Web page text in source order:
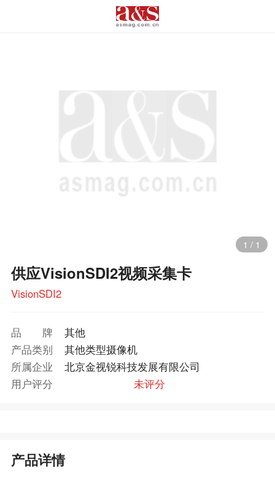
1 / 1
供应VisionSDI2视频采集卡
VisionSDI2
品牌
其他
产品类别
其他类型摄像机
所属企业
北京金视锐科技发展有限公司
用户评分
未评分
产品详情